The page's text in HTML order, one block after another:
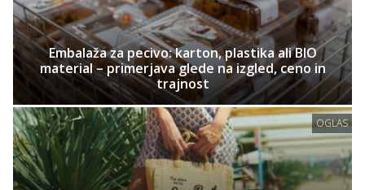
Embalaža za pecivo: karton, plastika ali BIO
material – primerjava glede na izgled, ceno in
trajnost
OGLAS